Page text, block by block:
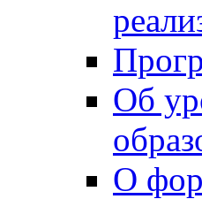
Об
О